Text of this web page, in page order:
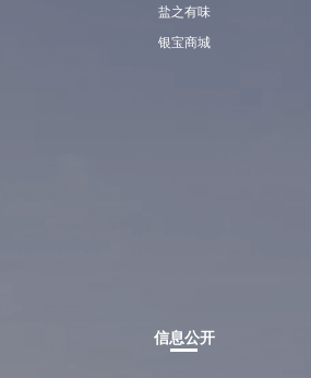
盐之有味
银宝商城
信息公开